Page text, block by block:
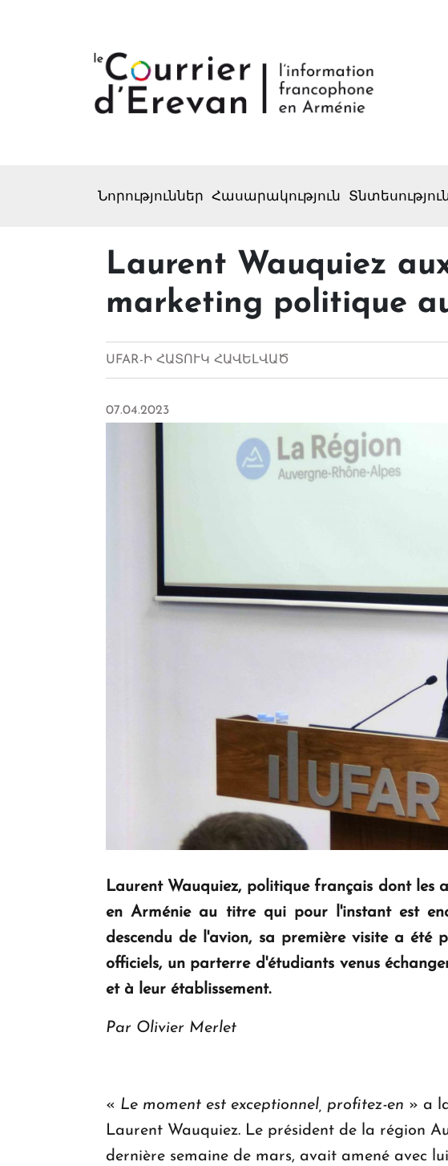
Նորություններ Հասարակություն
Laurent Wauquiez
marketing politique
UFAR-Ի ՀԱՏՈՒԿ ՀԱՎԵԼՎԱԾ
07.04.2023
Laurent Wauquiez, politique français dont les
en Arménie au titre qui pour l'instant est
descendu de l'avion, sa première visite a été
officiels, un parterre d'étudiants venus
et à leur établissement.
Par Olivier Merlet
« Le moment est exceptionnel, profitez-en » a
Laurent Wauquiez. Le président de la région
dernière semaine de mars, avait amené avec